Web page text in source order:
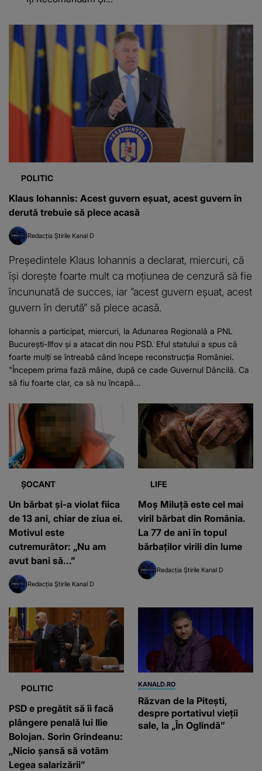
POLITIC
Klaus Iohannis: Acest guvern eşuat, acest guvern în
derută trebuie să plece acasă
Redacția Știrile Kanal D
Preşedintele Klaus Iohannis a declarat, miercuri, că
îşi doreşte foarte mult ca moţiunea de cenzură să fie
încununată de succes, iar ”acest guvern eşuat, acest
guvern în derută” să plece acasă.
Iohannis a participat, miercuri, la Adunarea Regională a PNL
Bucureşti-Ilfov şi a atacat din nou PSD. Eful statului a spus că
foarte mulţi se întreabă când începe reconstrucţia României.
"Începem prima fază mâine, după ce cade Guvernul Dăncilă. Ca
să fiu foarte clar, ca să nu încapă...
ȘOCANT
Un bărbat și-a violat fiica
de 13 ani, chiar de ziua ei.
Motivul este
cutremurător: „Nu am
avut bani să...”
Redacția Știrile Kanal D
LIFE
Moș Miluță este cel mai
viril bărbat din România.
La 77 de ani în topul
bărbaților virili din lume
Redacția Știrile Kanal D
POLITIC
PSD e pregătit să îi facă
plângere penală lui Ilie
Bolojan. Sorin Grindeanu:
„Nicio șansă să votăm
Legea salarizării”
KANALD.RO
Răzvan de la Pitești,
despre portativul vieții
sale, la „În Oglindă”